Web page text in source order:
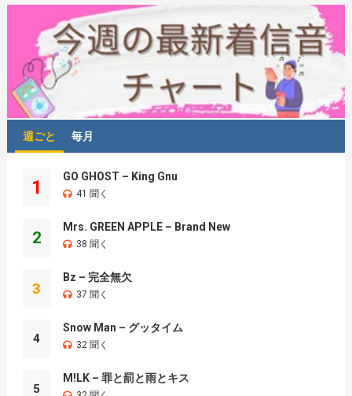
週ごと 毎月
1
GO GHOST – King Gnu
41 聞く
2
Mrs. GREEN APPLE – Brand New
38 聞く
3
Bz – 完全無欠
37 聞く
4
Snow Man – グッタイム
32 聞く
5
M!LK – 罪と罰と雨とキス